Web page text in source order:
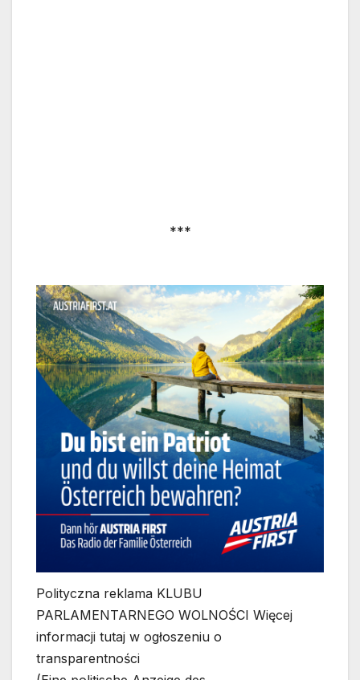
***
Polityczna reklama KLUBU
PARLAMENTARNEGO WOLNOŚCI Więcej
informacji tutaj w ogłoszeniu o
transparentności